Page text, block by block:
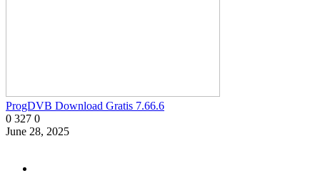
ProgDVB Download Gratis 7.66.6
0 327 0
June 28, 2025